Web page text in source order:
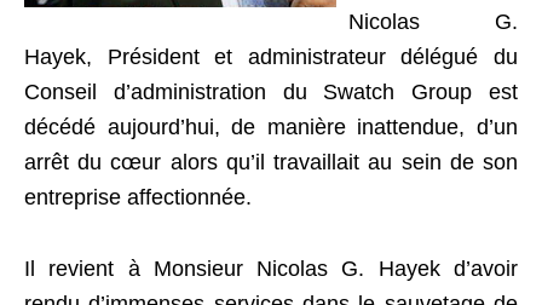
Nicolas G.
Hayek, Président et administrateur délégué du
Conseil d’administration du Swatch Group est
décédé aujourd’hui, de manière inattendue, d’un
arrêt du cœur alors qu’il travaillait au sein de son
entreprise affectionnée.
Il revient à Monsieur Nicolas G. Hayek d’avoir